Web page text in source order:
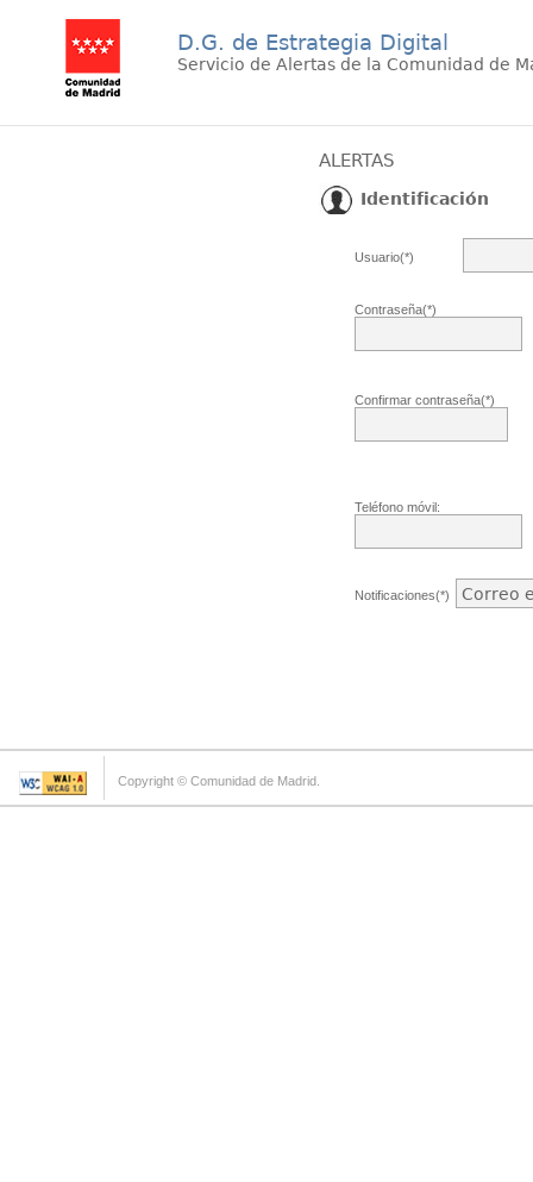
D.G. de Estrategia Digital
Servicio de Alertas de la Comunidad de
ALERTAS
Identificación
Usuario(*)
Contraseña(*)
Confirmar contraseña(*)
Teléfono móvil:
Notificaciones(*)
Copyright © Comunidad de Madrid.